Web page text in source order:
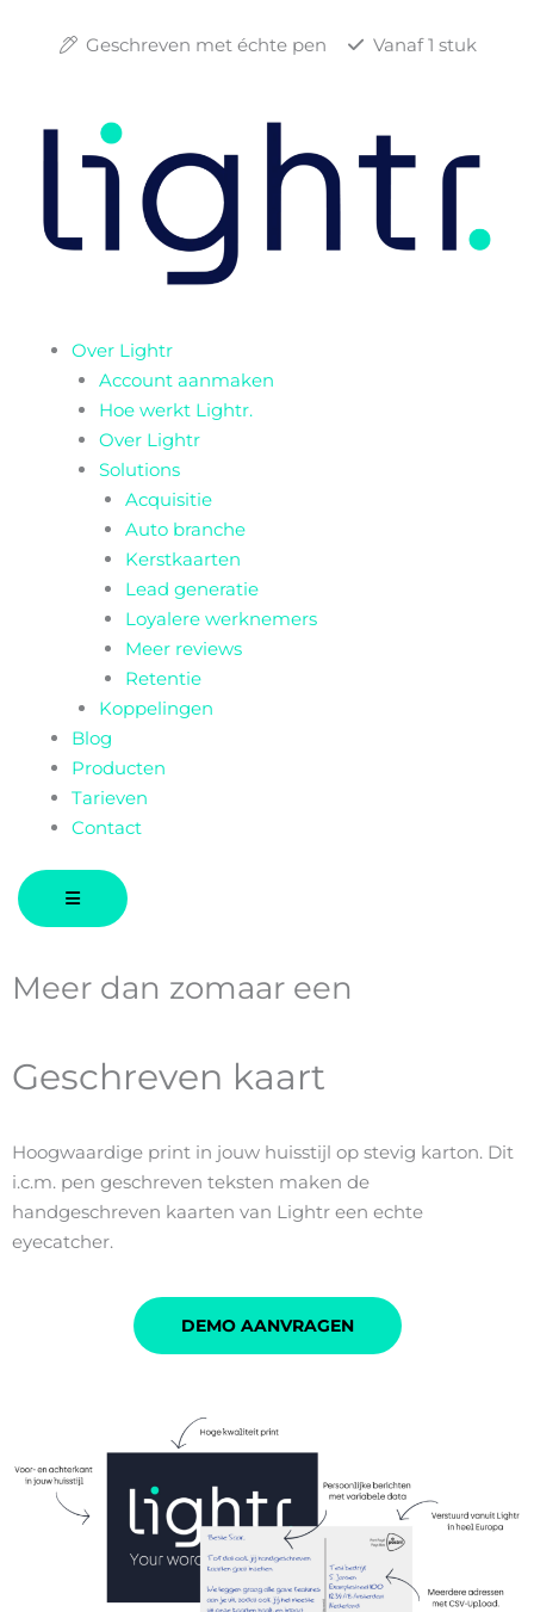
Geschreven met échte pen Vanaf 1 stuk
Over Lightr
Account aanmaken
Hoe werkt Lightr.
Over Lightr
Solutions
Acquisitie
Auto branche
Kerstkaarten
Lead generatie
Loyalere werknemers
Meer reviews
Retentie
Koppelingen
Blog
Producten
Tarieven
Contact
Meer dan zomaar een
Geschreven kaart
Hoogwaardige print in jouw huisstijl op stevig karton. Dit
i.c.m. pen geschreven teksten maken de
handgeschreven kaarten van Lightr een echte
eyecatcher.
DEMO AANVRAGEN